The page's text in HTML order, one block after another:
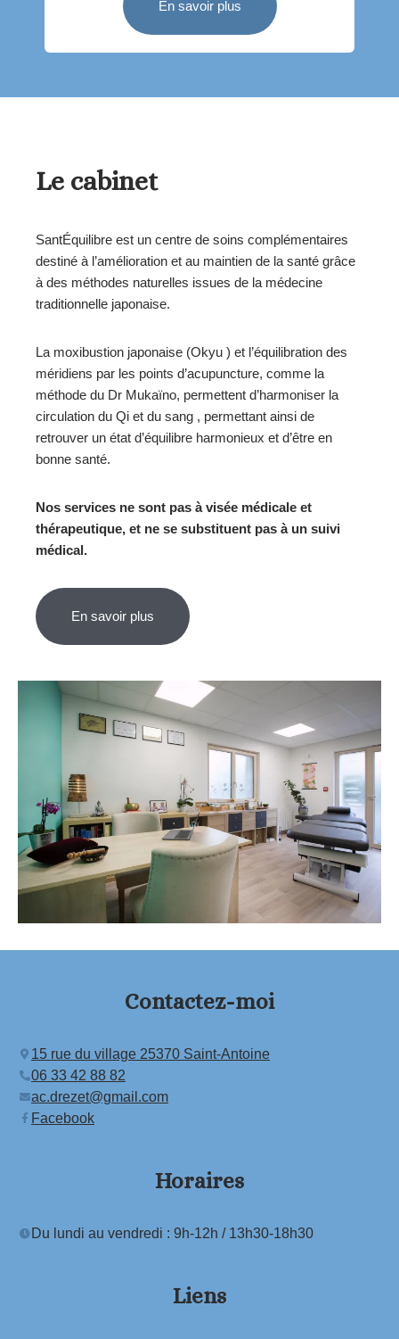
En savoir plus
Le cabinet
SantÉquilibre est un centre de soins complémentaires
destiné à l’amélioration et au maintien de la santé grâce
à des méthodes naturelles issues de la médecine
traditionnelle japonaise.
La moxibustion japonaise (Okyu ) et l’équilibration des
méridiens par les points d’acupuncture, comme la
méthode du Dr Mukaïno, permettent d’harmoniser la
circulation du Qi et du sang , permettant ainsi de
retrouver un état d’équilibre harmonieux et d’être en
bonne santé.
Nos services ne sont pas à visée médicale et
thérapeutique, et ne se substituent pas à un suivi
médical.
En savoir plus
Contactez-moi
15 rue du village 25370 Saint-Antoine
06 33 42 88 82
ac.drezet@gmail.com
Facebook
Horaires
Du lundi au vendredi : 9h-12h / 13h30-18h30
Liens